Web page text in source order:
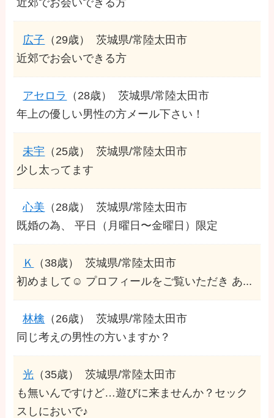
広子 （29歳）
茨城県/常陸太田市
近郊でお会いできる方
アセロラ （28歳）
茨城県/常陸太田市
年上の優しい男性の方メール下さい！
未宇 （25歳）
茨城県/常陸太田市
少し太ってます
心美 （28歳）
茨城県/常陸太田市
既婚の為、 平日（月曜日〜金曜日）限定
Ｋ （38歳）
茨城県/常陸太田市
初めまして☺️ プロフィールをご覧いただき あ...
林檎 （26歳）
茨城県/常陸太田市
同じ考えの男性の方いますか？
光 （35歳）
茨城県/常陸太田市
も無いんですけど…遊びに来ませんか？セック
スしにおいで♪